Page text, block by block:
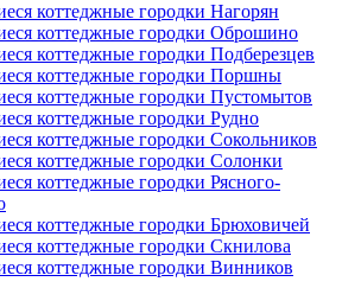
коттеджные городки Нагорян
коттеджные городки Оброшино
коттеджные городки Подберезцев
коттеджные городки Поршны
коттеджные городки Пустомытов
коттеджные городки Рудно
коттеджные городки Сокольников
коттеджные городки Солонки
коттеджные городки Рясного-
коттеджные городки Брюховичей
коттеджные городки Скнилова
коттеджные городки Винников